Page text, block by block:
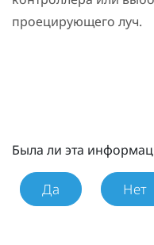
проецирующего луч.
Была ли эта
Да Нет